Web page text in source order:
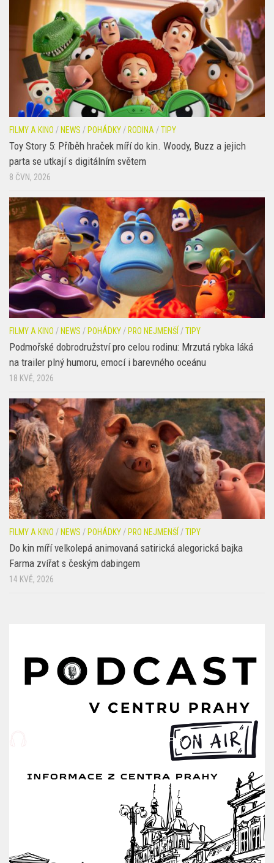
FILMY A KINO / NEWS / POHÁDKY/ RODINA/TIPY
Toy Story 5: Příběh hraček míří do kin. Woody, Buzz a jejich
parta se utkají s digitálním světem
8 ČVN, 2026
FILMY A KINO / NEWS / POHÁDKY/ PRO NEJMENŠÍ /TIPY
Podmořské dobrodružství pro celou rodinu: Mrzutá rybka láká
na trailer plný humoru, emocí i barevného oceánu
18 KVĚ, 2026
FILMY A KINO / NEWS / POHÁDKY/ PRO NEJMENŠÍ /TIPY
Do kin míří velkolepá animovaná satirická alegorická bajka
Farma zvířat s českým dabingem
14 KVĚ, 2026